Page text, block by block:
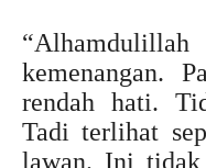
kemenangan.
rendah hati.
Tadi terlihat
lawan. Ini